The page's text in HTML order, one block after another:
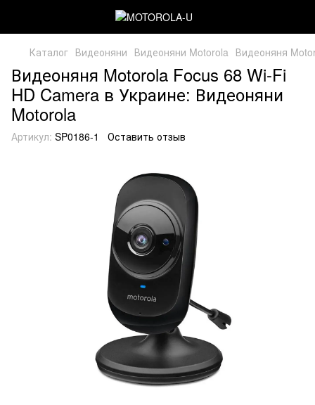
Каталог Видеоняни Видеоняни Motorola Видеоняня
Видеоняня Motorola Focus 68 Wi-Fi
HD Camera в Украине: Видеоняни
Motorola
Артикул: SP0186-1 Оставить отзыв